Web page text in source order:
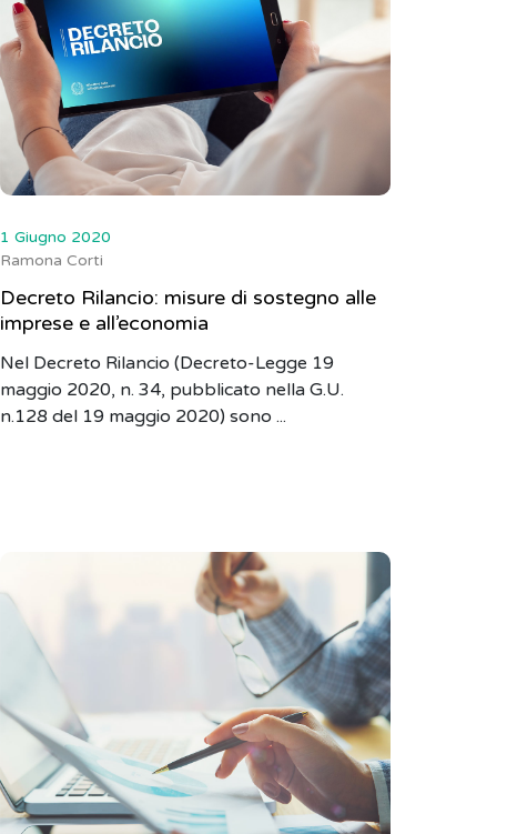
1 Giugno 2020
Ramona Corti
Decreto Rilancio: misure di sostegno alle
imprese e all’economia
Nel Decreto Rilancio (Decreto-Legge 19
maggio 2020, n. 34, pubblicato nella G.U.
n.128 del 19 maggio 2020) sono ...